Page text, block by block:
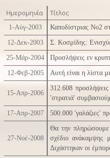
Ημερομηνία Τίτλος
1-Αύγ-2003 Καποδίστριας Νο2
12-Δεκ-2003 Σ. Κοσμίδης:
25-Μάρ-2004 Προσλήψεις εν
12-Φεβ-2005 Αυτή είναι η λίστα
15-Απρ-2006
312.608
'στρατιά'
17-Απρ-2007 500.000 'γαλάζιες'
27-Νοέ-2008
Θα την πληρώσουμε
σχέδιο ανάκαμψης
Διχάστηκαν οι